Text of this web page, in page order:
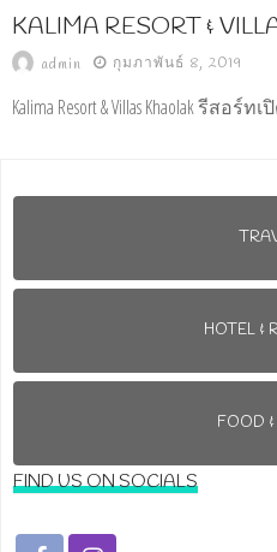
KALIMA RESORT &
admin กุมภาพันธ์ 8, 2019
Kalima Resort & Villas Khaolak รีสอร์ท
HOTEL &
FOOD
FIND US ON SOCIALS